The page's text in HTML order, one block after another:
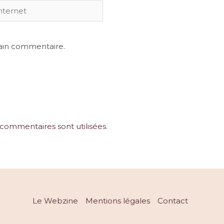
commentaire.
sont utilisées.
Le Webzine Mentions légales Contact